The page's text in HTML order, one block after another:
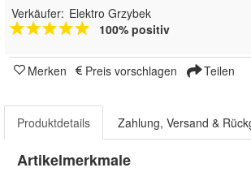
Verkäufer: Elektro Grzybek
100% positiv
Merken Preis vorschlagen Teilen
Produktdetails Zahlung, Versand &
Artikelmerkmale